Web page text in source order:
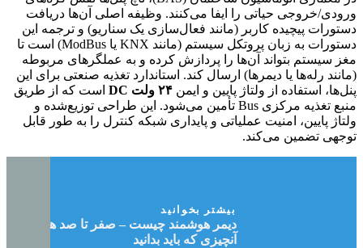
ورودی/خروجی حیاتی را ایفا می‌کنند. وظیفه اصلی آن‌ها دریافت
دستورات پیچیده کاربر (مانند فعال‌سازی یک سناریو) و ترجمه این
دستورات به زبان پروتکل سیستم (مانند KNX یا ModBus) است تا
مغز سیستم بتواند آن‌ها را پردازش کرده و به عملگرهای مربوطه
(مانند رله‌ها یا دیمرها) ارسال کند. استاندارد تغذیه صنعتی برای این
پنل‌ها، استفاده از ولتاژ پایین و ایمن ۲۴ ولت DC
است که از طریق
منبع تغذیه مرکزی Bus تأمین می‌شود. این طراحی توزیع‌شده و
ولتاژ پایین، امنیت عملیاتی و پایداری شبکه کنترل را به طور قابل
توجهی تضمین می‌کند.
بیشتر بخوانید
دیمر هوشمند چیست – صفر تا صد هر
آنچیزی که باید بدانید